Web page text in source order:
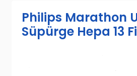
Philips Marathon
Süpürge Hepa 13